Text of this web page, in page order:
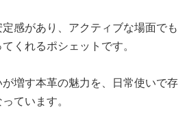
感があり、アクティブな場面でも
くれるポシェットです。
増す本革の魅力を、日常使いで存
ています。